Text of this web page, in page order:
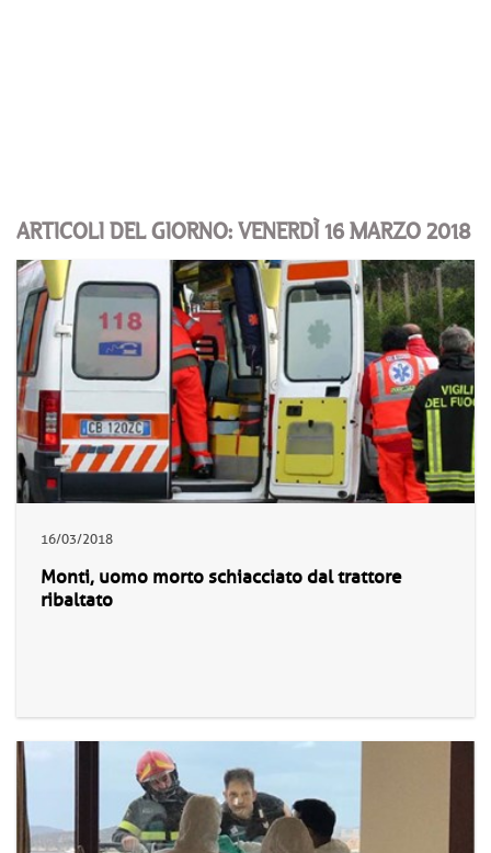
ARTICOLI DEL GIORNO: VENERDÌ 16 MARZO 2018
16/03/2018
Monti, uomo morto schiacciato dal trattore
ribaltato